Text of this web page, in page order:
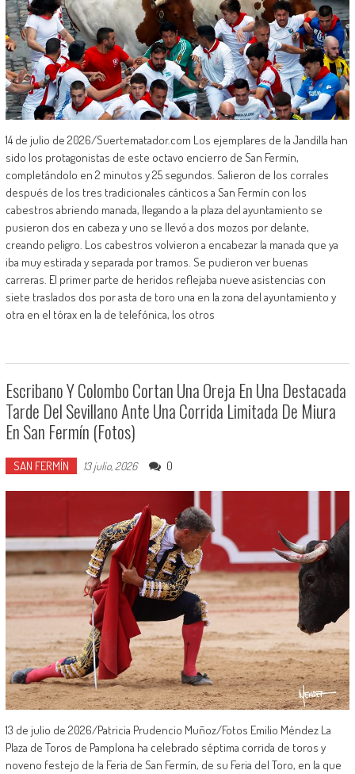
14 de julio de 2026/Suertematador.com Los ejemplares de la Jandilla han
sido los protagonistas de este octavo encierro de San Fermín,
completándolo en 2 minutos y 25 segundos. Salieron de los corrales
después de los tres tradicionales cánticos a San Fermín con los
cabestros abriendo manada, llegando a la plaza del ayuntamiento se
pusieron dos en cabeza y uno se llevó a dos mozos por delante,
creando peligro. Los cabestros volvieron a encabezar la manada que ya
iba muy estirada y separada por tramos. Se pudieron ver buenas
carreras. El primer parte de heridos reflejaba nueve asistencias con
siete traslados dos por asta de toro una en la zona del ayuntamiento y
otra en el tórax en la de telefónica, los otros
Escribano Y Colombo Cortan Una Oreja En Una Destacada
Tarde Del Sevillano Ante Una Corrida Limitada De Miura
En San Fermín (Fotos)
SAN FERMÍN 13 julio, 2026 0
13 de julio de 2026/Patricia Prudencio Muñoz/Fotos Emilio Méndez La
Plaza de Toros de Pamplona ha celebrado séptima corrida de toros y
noveno festejo de la Feria de San Fermín, de su Feria del Toro, en la que